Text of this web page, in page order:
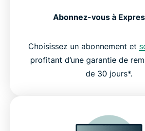
Abonnez-vous à
Choisissez un abonnement et
profitant d’une garantie de
de 30 jours*.